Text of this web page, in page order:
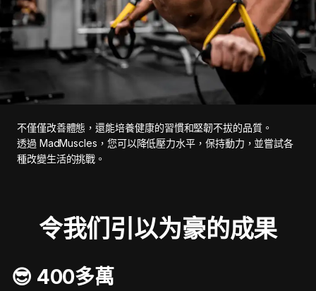
不僅僅改善體態，還能培養健康的習慣和堅韌不拔的品質。
透過 MadMuscles，您可以降低壓力水平，保持動力，並嘗試各
種改變生活的挑戰。
令我们引以为豪的成果
😎 400多萬